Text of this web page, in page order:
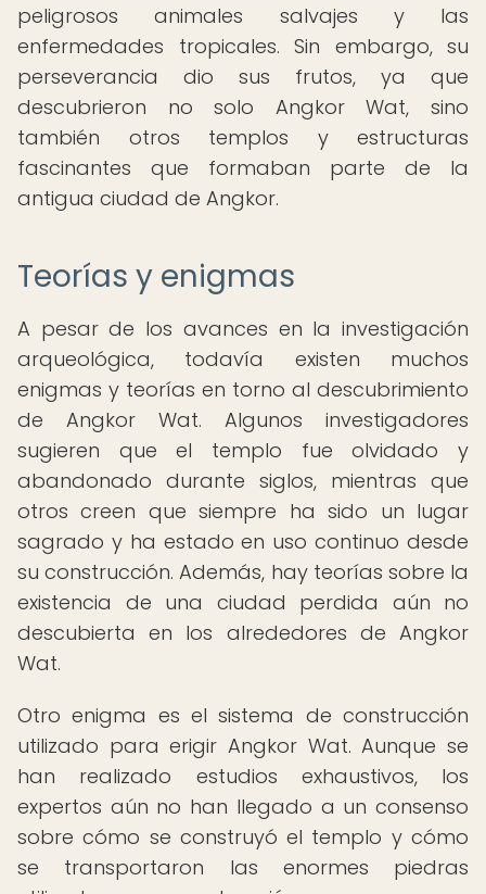
peligrosos animales salvajes y las
enfermedades tropicales. Sin embargo, su
perseverancia dio sus frutos, ya que
descubrieron no solo Angkor Wat, sino
también otros templos y estructuras
fascinantes que formaban parte de la
antigua ciudad de Angkor.
Teorías y enigmas
A pesar de los avances en la investigación
arqueológica, todavía existen muchos
enigmas y teorías en torno al descubrimiento
de Angkor Wat. Algunos investigadores
sugieren que el templo fue olvidado y
abandonado durante siglos, mientras que
otros creen que siempre ha sido un lugar
sagrado y ha estado en uso continuo desde
su construcción. Además, hay teorías sobre la
existencia de una ciudad perdida aún no
descubierta en los alrededores de Angkor
Wat.
Otro enigma es el sistema de construcción
utilizado para erigir Angkor Wat. Aunque se
han realizado estudios exhaustivos, los
expertos aún no han llegado a un consenso
sobre cómo se construyó el templo y cómo
se transportaron las enormes piedras